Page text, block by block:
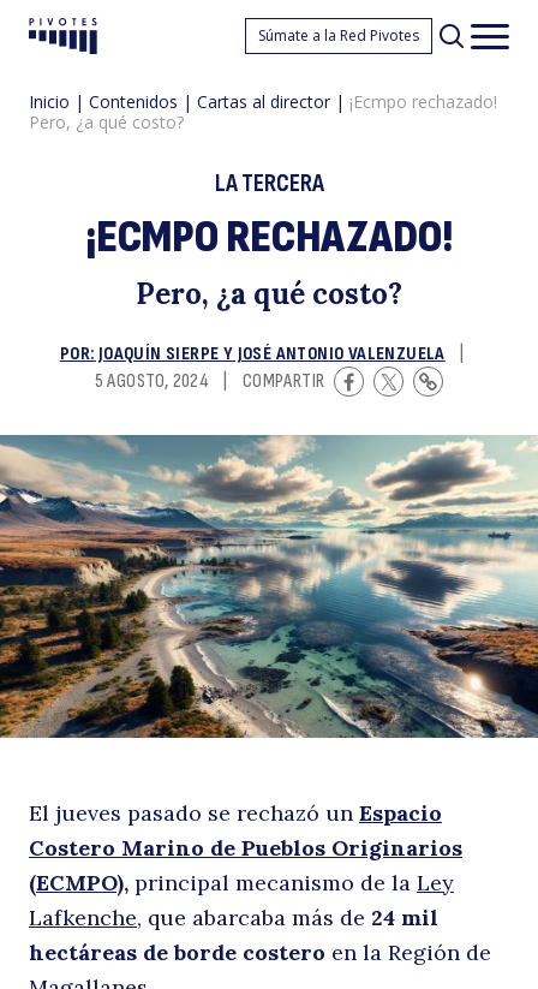
Pivotes Súmate a la Red Pivotes
Inicio | Contenidos | Cartas al director | ¡Ecmpo rechazado!
Pero, ¿a qué costo?
LA TERCERA
¡ECMPO RECHAZADO!
Pero, ¿a qué costo?
POR: JOAQUÍN SIERPE Y JOSÉ ANTONIO VALENZUELA
5 AGOSTO, 2024
COMPARTIR
El jueves pasado se rechazó un Espacio
Costero Marino de Pueblos Originarios
(ECMPO), principal mecanismo de la Ley
Lafkenche, que abarcaba más de 24 mil
hectáreas de borde costero en la Región de